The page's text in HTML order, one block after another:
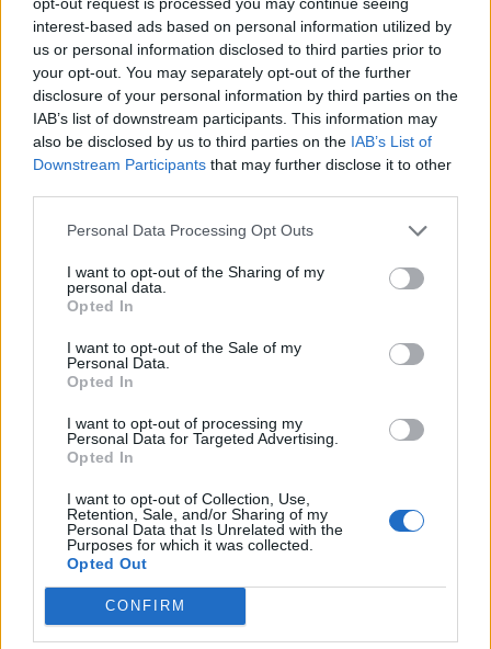
interest-based ads based on personal information utilized by
us or personal information disclosed to third parties prior to
your opt-out. You may separately opt-out of the further
disclosure of your personal information by third parties on the
IAB’s list of downstream participants. This information may
also be disclosed by us to third parties on the IAB’s List of
Downstream Participants that may further disclose it to other
Personal Data Processing Opt Outs
I want to opt-out of the Sharing of my
personal data.
Opted In
I want to opt-out of the Sale of my
Personal Data.
Opted In
I want to opt-out of processing my
Personal Data for Targeted Advertising.
Opted In
I want to opt-out of Collection, Use,
Retention, Sale, and/or Sharing of my
Personal Data that Is Unrelated with the
Purposes for which it was collected.
Opted Out
CONFIRM
Астронавти на NASA излязоха в
открития космос
07.08.2026 / 15:00
Франция ще забрани рекламните
обаждания без съгласието на